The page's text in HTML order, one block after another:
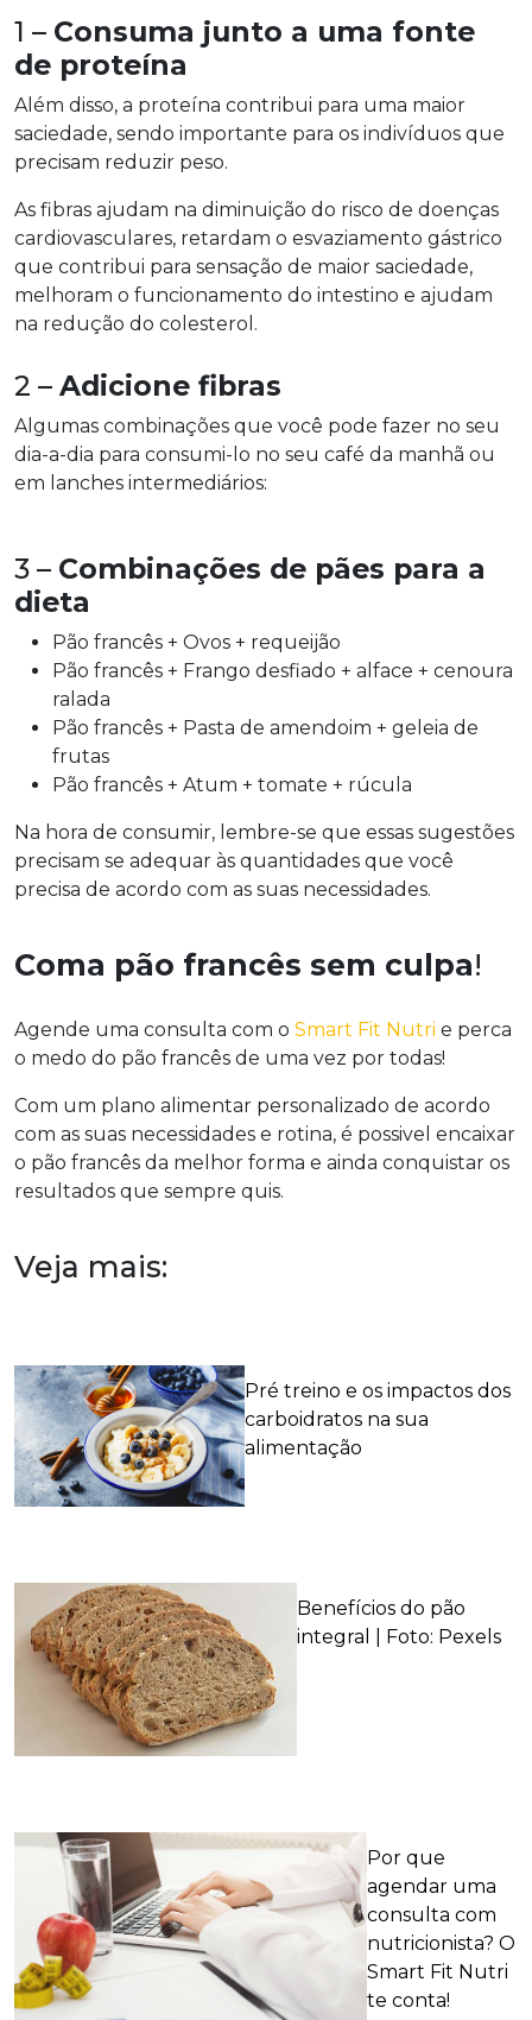
1 – Consuma junto a uma fonte
de proteína
Além disso, a proteína contribui para uma maior
saciedade, sendo importante para os indivíduos que
precisam reduzir peso.
As fibras ajudam na diminuição do risco de doenças
cardiovasculares, retardam o esvaziamento gástrico
que contribui para sensação de maior saciedade,
melhoram o funcionamento do intestino e ajudam
na redução do colesterol.
2 – Adicione fibras
Algumas combinações que você pode fazer no seu
dia-a-dia para consumi-lo no seu café da manhã ou
em lanches intermediários:
3 – Combinações de pães para a
dieta
Pão francês + Ovos + requeijão
Pão francês + Frango desfiado + alface + cenoura
ralada
Pão francês + Pasta de amendoim + geleia de
frutas
Pão francês + Atum + tomate + rúcula
Na hora de consumir, lembre-se que essas sugestões
precisam se adequar às quantidades que você
precisa de acordo com as suas necessidades.
Coma pão francês sem culpa!
Agende uma consulta com o Smart Fit Nutri e perca
o medo do pão francês de uma vez por todas!
Com um plano alimentar personalizado de acordo
com as suas necessidades e rotina, é possivel encaixar
o pão francês da melhor forma e ainda conquistar os
resultados que sempre quis.
Veja mais:
Pré treino e os impactos dos
carboidratos na sua
alimentação
Benefícios do pão
integral | Foto: Pexels
Por que
agendar uma
consulta com
nutricionista? O
Smart Fit Nutri
te conta!